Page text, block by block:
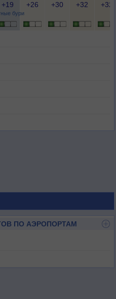
бури
+19 +26 +30 +32 +32
ПО АЭРОПОРТАМ